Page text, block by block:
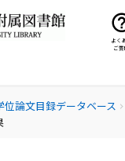
よく
ご質
位論文目録データベース chevron_right